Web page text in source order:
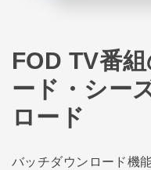
FOD TV番
ード・シー
ロード
バッチダウンロード機